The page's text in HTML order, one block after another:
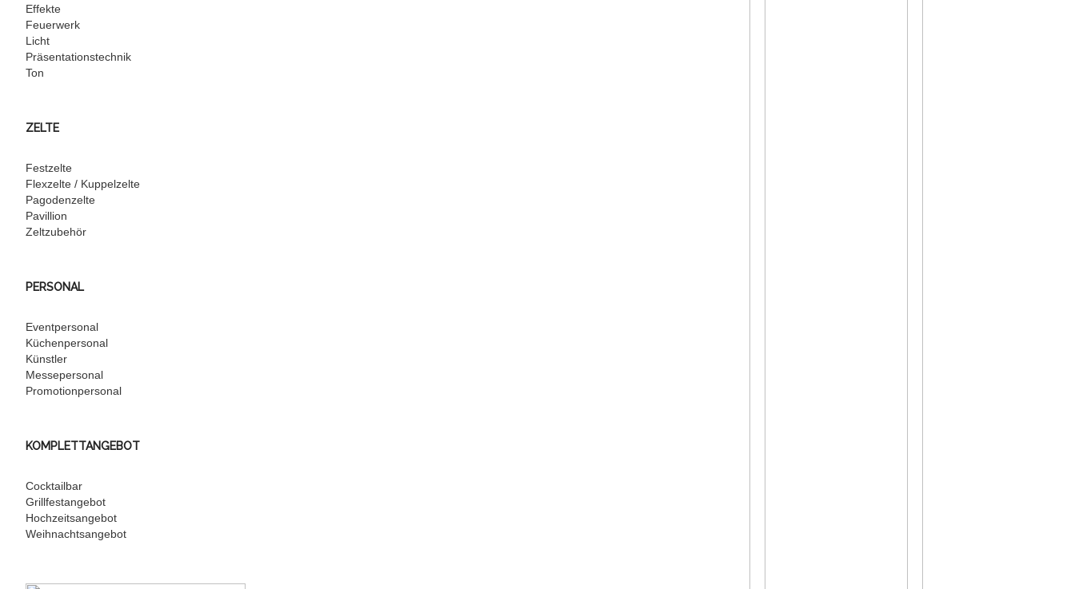
Effekte
Feuerwerk
Licht
Präsentationstechnik
Ton
ZELTE
Festzelte
Flexzelte / Kuppelzelte
Pagodenzelte
Pavillion
Zeltzubehör
PERSONAL
Eventpersonal
Küchenpersonal
Künstler
Messepersonal
Promotionpersonal
KOMPLETTANGEBOT
Cocktailbar
Grillfestangebot
Hochzeitsangebot
Weihnachtsangebot